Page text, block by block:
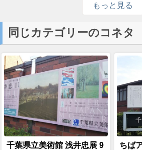
もっと見る
同じカテゴリーのコネタ
千葉県立美術館 浅井忠展 9
ちば